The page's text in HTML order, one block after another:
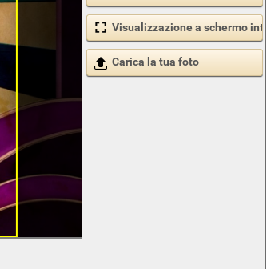
Visualizzazione a schermo
Carica la tua foto